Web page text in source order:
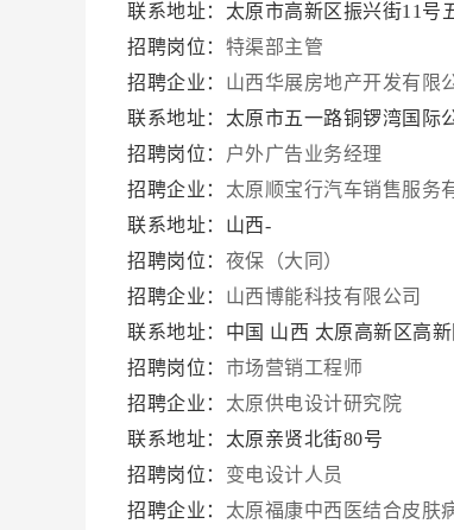
联系地址：太原市高新区振兴街11号
招聘岗位： 特渠部主管
招聘企业： 山西华展房地产开发有限
联系地址：太原市五一路铜锣湾国际
招聘岗位：
户外广告业务经理
招聘企业： 太原顺宝行汽车销售服务
联系地址：山西-
招聘岗位： 夜保（大同）
招聘企业： 山西博能科技有限公司
联系地址：中国 山西 太原高新区高新
招聘岗位： 市场营销工程师
招聘企业： 太原供电设计研究院
联系地址：太原亲贤北街80号
招聘岗位： 变电设计人员
招聘企业： 太原福康中西医结合皮肤